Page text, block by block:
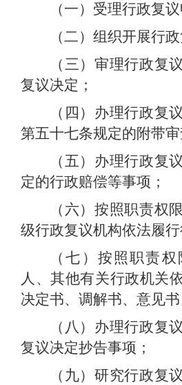
（一）受理行政复议
（二）组织开展行
（三）审理行政复
复议决定；
（四）办理行政复
第五十七条规定的附带审
（五）办理行政复
定的行政赔偿等事项；
（六）按照职责权
级行政复议机构依法履行
（七）按照职责
人、其他有关行政机关
决定书、调解书、意见书
（八）办理行政复
复议决定抄告事项；
（九）研究行政复